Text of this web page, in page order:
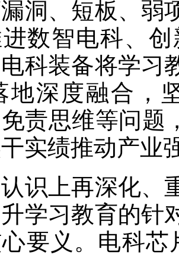
洞、短板、弱
数智电科、
科装备将学习
地深度融合，
责思维等问题
实绩推动产业
上再深化、重
学习教育的针
要义。电科芯